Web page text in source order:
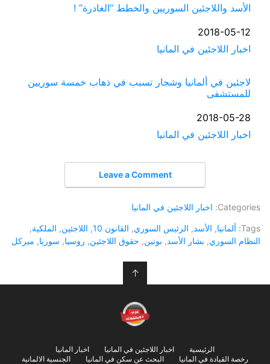
الأسد واللاجئين السوريين والخطط “الغادرة” !
التاريخ
2018-05-12
في ما يتعلق بما يأتي
اخبار اللاجئين في المانيا
لاجئين في ألمانيا وشجار تسبب في ذهاب خمسة سوريين
للمستشفى
التاريخ
2018-05-28
في ما يتعلق بما يأتي
اخبار اللاجئين في المانيا
Leave a Comment
Categories: اخبار اللاجئين في المانيا
Tags: ألمانيا, الأسد, الرئيس السوري, القانون 10 , اللاجئين, الملكية,
النظام السوري, بشار الأسد, بوتين, حقوق اللاجئين, روسيا, سوريا, ميركل
↑
الرئيسية اخبار اللاجئين في المانيا
اخبار المانيا
رخصة القيادة في المانيا
البحث عن سكن في المانيا
الجنسية الالمانية